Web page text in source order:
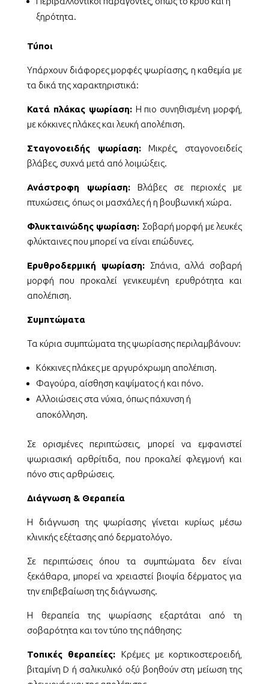
ξηρότητα.
Τύποι
Υπάρχουν διάφορες μορφές ψωρίασης, η καθεμία με
τα δικά της χαρακτηριστικά:
Κατά πλάκας ψωρίαση: Η πιο συνηθισμένη μορφή,
με κόκκινες πλάκες και λευκή απολέπιση.
Σταγονοειδής ψωρίαση:Μικρές, σταγονοειδείς
βλάβες, συχνά μετά από λοιμώξεις.
Ανάστροφη ψωρίαση:Βλάβες σε περιοχές με
πτυχώσεις, όπως οι μασχάλες ή η βουβωνική χώρα.
Φλυκταινώδης ψωρίαση: Σοβαρή μορφή με λευκές
φλύκταινες που μπορεί να είναι επώδυνες.
Ερυθροδερμική ψωρίαση: Σπάνια, αλλά σοβαρή
μορφή που προκαλεί γενικευμένη ερυθρότητα και
απολέπιση.
Συμπτώματα
Τα κύρια συμπτώματα της ψωρίασης περιλαμβάνουν:
Κόκκινες πλάκες με αργυρόχρωμη απολέπιση.
Φαγούρα, αίσθηση καψίματος ή και πόνο.
Αλλοιώσεις στα νύχια, όπως πάχυνση ή
αποκόλληση.
Σε ορισμένες περιπτώσεις, μπορεί να εμφανιστεί
ψωριασική αρθρίτιδα, που προκαλεί φλεγμονή και
πόνο στις αρθρώσεις.
Διάγνωση & Θεραπεία
Η διάγνωση της ψωρίασης γίνεται κυρίως μέσω
κλινικής εξέτασης από δερματολόγο.
Σε περιπτώσεις όπου τα συμπτώματα δεν είναι
ξεκάθαρα, μπορεί να χρειαστεί βιοψία δέρματος για
την επιβεβαίωση της διάγνωσης.
Η θεραπεία της ψωρίασης εξαρτάται από τη
σοβαρότητα και τον τύπο της πάθησης:
Τοπικές θεραπείες: Κρέμες με κορτικοστεροειδή,
βιταμίνη D ή σαλικυλικό οξύ βοηθούν στη μείωση της